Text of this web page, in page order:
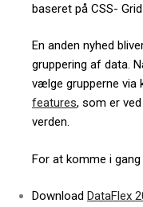
baseret på CSS-
En anden nyhed
gruppering af data.
vælge grupperne via
features, som er
verden.
For at komme i gang
Download DataFlex